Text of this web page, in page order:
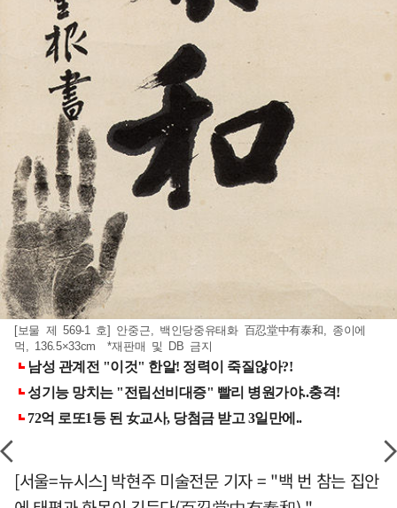
[보물 제 569-1 호] 안중근, 백인당중유태화 百忍堂中有泰和, 종이에
먹, 136.5×33cm *재판매 및 DB 금지
[서울=뉴시스] 박현주 미술전문 기자 = "백 번 참는 집안